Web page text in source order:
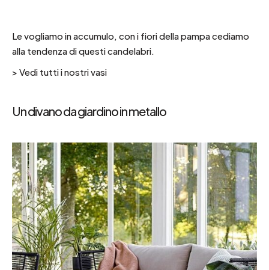
Le vogliamo in accumulo, con i fiori della pampa cediamo
alla tendenza di questi candelabri.
> Vedi tutti i nostrivasi
Un divano da giardino in metallo